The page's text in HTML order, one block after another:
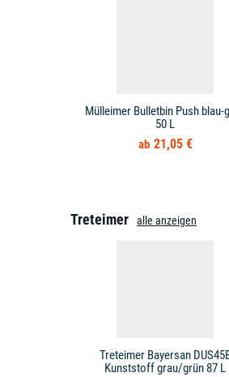
Mülleimer Bulletbin Push blau-
50 L
21,05 €
Treteimer alle anzeigen
Treteimer Bayersan
Kunststoff grau/grün 87 L